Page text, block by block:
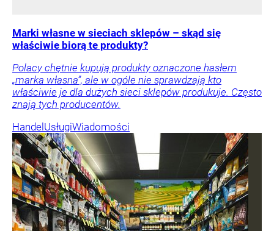
Marki własne w sieciach sklepów – skąd się
właściwie biorą te produkty?
Polacy chętnie kupują produkty oznaczone hasłem
„marka własna”, ale w ogóle nie sprawdzają kto
właściwie je dla dużych sieci sklepów produkuje. Często
znają tych producentów.
HandelUsługiWiadomości